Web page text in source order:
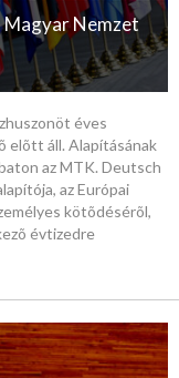
Magyar Nemzet
éves
elõtt áll. Alapításának
az MTK. Deutsch
az Európai
kötõdésérõl,
évtizedre